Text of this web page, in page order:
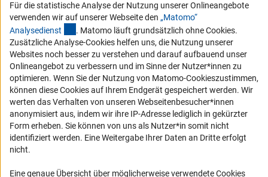
Vergabeverfahren
Barrierefreiheit
Service und Informationen für Menschen mit Behinderungen
Erklärung zur Barrierefreiheit
Barriere melden
DFG-aktuell
Erhalten Sie Neuigkeiten aus der DFG direkt in Ihr Mailpostfach oder
schauen Sie sich die Ausgaben online an.
Für die statistische Analyse der Nutzung unserer Onlineangebote
verwenden wir auf unserer Webseite den „Matomo“
Analysedienst (externer Link)
. Matomo läuft grundsätzlich ohne Cookies.
Zusätzliche Analyse-Cookies helfen uns, die Nutzung unserer
Websites noch besser zu verstehen und darauf aufbauend unser
Onlineangebot zu verbessern und im Sinne der Nutzer*innen zu
optimieren. Wenn Sie der Nutzung von Matomo-Cookieszustimmen,
können diese Cookies auf Ihrem Endgerät gespeichert werden. Wir
werten das Verhalten von unseren Webseitenbesucher*innen
anonymisiert aus, indem wir ihre IP-Adresse lediglich in gekürzter
Form erheben. Sie können von uns als Nutzer*in somit nicht
identifiziert werden. Eine Weitergabe Ihrer Daten an Dritte erfolgt
nicht.
Eine genaue Übersicht über möglicherweise verwendete Cookies